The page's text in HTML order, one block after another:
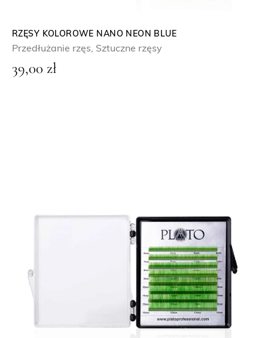
RZĘSY KOLOROWE NANO NEON BLUE
Przedłużanie rzęs, Sztuczne rzęsy
39,00 zł